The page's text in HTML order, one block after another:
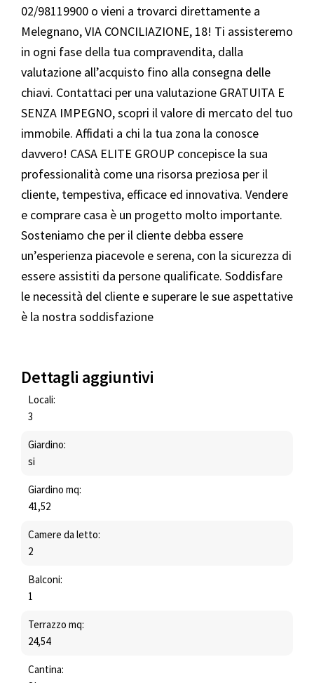
02/98119900 o vieni a trovarci direttamente a
Melegnano, VIA CONCILIAZIONE, 18! Ti assisteremo
in ogni fase della tua compravendita, dalla
valutazione all’acquisto fino alla consegna delle
chiavi. Contattaci per una valutazione GRATUITA E
SENZA IMPEGNO, scopri il valore di mercato del tuo
immobile. Affidati a chi la tua zona la conosce
davvero! CASA ELITE GROUP concepisce la sua
professionalità come una risorsa preziosa per il
cliente, tempestiva, efficace ed innovativa. Vendere
e comprare casa è un progetto molto importante.
Sosteniamo che per il cliente debba essere
un’esperienza piacevole e serena, con la sicurezza di
essere assistiti da persone qualificate. Soddisfare
le necessità del cliente e superare le sue aspettative
è la nostra soddisfazione
Dettagli aggiuntivi
Locali:
3
Giardino:
si
Giardino mq:
41,52
Camere da letto:
2
Balconi:
1
Terrazzo mq:
24,54
Cantina: